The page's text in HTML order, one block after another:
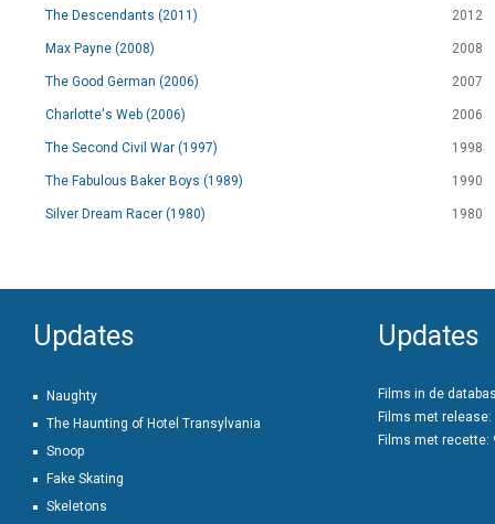
The Descendants (2011) 2012
Max Payne (2008) 2008
The Good German (2006) 2007
Charlotte's Web (2006) 2006
The Second Civil War (1997) 1998
The Fabulous Baker Boys (1989) 1990
Silver Dream Racer (1980) 1980
Updates
Naughty
The Haunting of Hotel Transylvania
Snoop
Fake Skating
Skeletons
Updates
Films in de
Films met release:
Films met recette: